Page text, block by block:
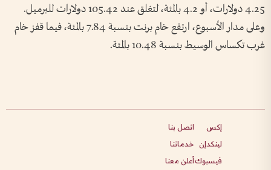
4.25 دولارات، أو 4.2 بالمئة، لتغلق عند 105.42 دولارات للبرميل.
وعلى مدار الأسبوع، ارتفع خام برنت بنسبة 7.84 بالمئة، فيما قفز خام
غرب تكساس الوسيط بنسبة 10.48 بالمئة.
إكس
لينكدإن
فيسبوك
اتصل بنا
خدماتنا
أعلن معنا